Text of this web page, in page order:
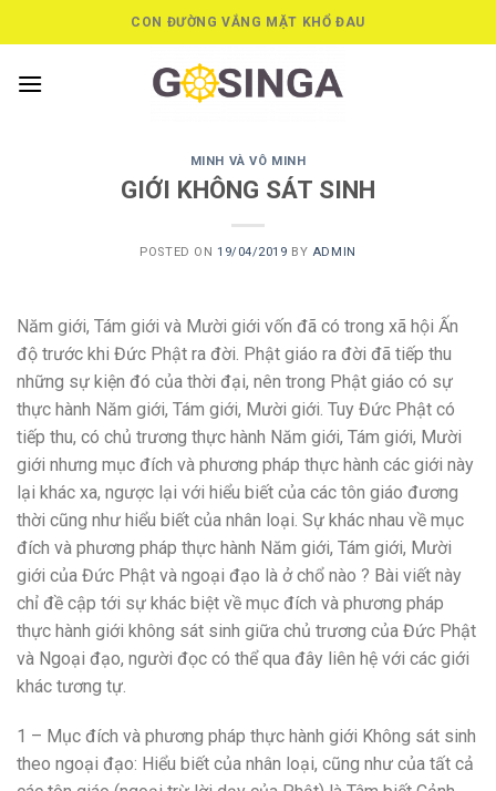
to
CON ĐƯỜNG VẮNG MẶT KHỔ ĐAU
MINH VÀ VÔ MINH
GIỚI KHÔNG SÁT SINH
POSTED ON 19/04/2019 BY ADMIN
Năm giới, Tám giới và Mười giới vốn đã có trong xã hội Ấn
độ trước khi Đức Phật ra đời. Phật giáo ra đời đã tiếp thu
những sự kiện đó của thời đại, nên trong Phật giáo có sự
thực hành Năm giới, Tám giới, Mười giới. Tuy Đức Phật có
tiếp thu, có chủ trương thực hành Năm giới, Tám giới, Mười
giới nhưng mục đích và phương pháp thực hành các giới này
lại khác xa, ngược lại với hiểu biết của các tôn giáo đương
thời cũng như hiểu biết của nhân loại. Sự khác nhau về mục
đích và phương pháp thực hành Năm giới, Tám giới, Mười
giới của Đức Phật và ngoại đạo là ở chổ nào ? Bài viết này
chỉ đề cập tới sự khác biệt về mục đích và phương pháp
thực hành giới không sát sinh giữa chủ trương của Đức Phật
và Ngoại đạo, người đọc có thể qua đây liên hệ với các giới
khác tương tự.
1 – Mục đích và phương pháp thực hành giới Không sát sinh
theo ngoại đạo: Hiểu biết của nhân loại, cũng như của tất cả